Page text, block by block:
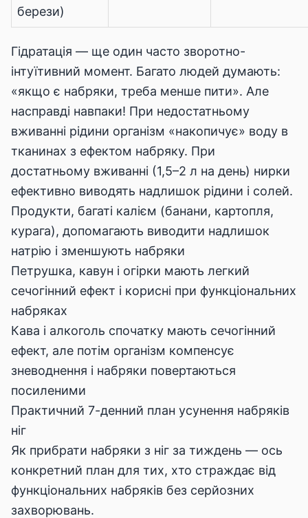
берези)
Гідратація — ще один часто зворотно-
інтуїтивний момент. Багато людей думають:
«якщо є набряки, треба менше пити». Але
насправді навпаки! При недостатньому
вживанні рідини організм «накопичує» воду в
тканинах з ефектом набряку. При
достатньому вживанні (1,5–2 л на день) нирки
ефективно виводять надлишок рідини і солей.
Продукти, багаті калієм (банани, картопля,
курага), допомагають виводити надлишок
натрію і зменшують набряки
Петрушка, кавун і огірки мають легкий
сечогінний ефект і корисні при функціональних
набряках
Кава і алкоголь спочатку мають сечогінний
ефект, але потім організм компенсує
зневоднення і набряки повертаються
посиленими
Практичний 7-денний план усунення набряків
ніг
Як прибрати набряки з ніг за тиждень — ось
конкретний план для тих, хто страждає від
функціональних набряків без серйозних
захворювань.